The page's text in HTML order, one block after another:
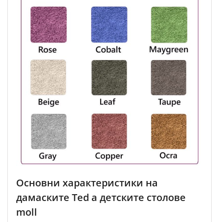
Основни характеристики на
дамаските Ted а детските столове
moll